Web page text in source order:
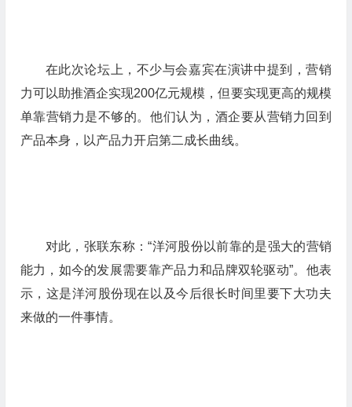
在此次论坛上，不少与会嘉宾在演讲中提到，营销
力可以助推酒企实现200亿元规模，但要实现更高的规模
单靠营销力是不够的。他们认为，酒企要从营销力回到
产品本身，以产品力开启第二成长曲线。
对此，张联东称：“洋河股份以前靠的是强大的营销
能力，如今的发展需要靠产品力和品牌双轮驱动”。他表
示，这是洋河股份现在以及今后很长时间里要下大功夫
来做的一件事情。